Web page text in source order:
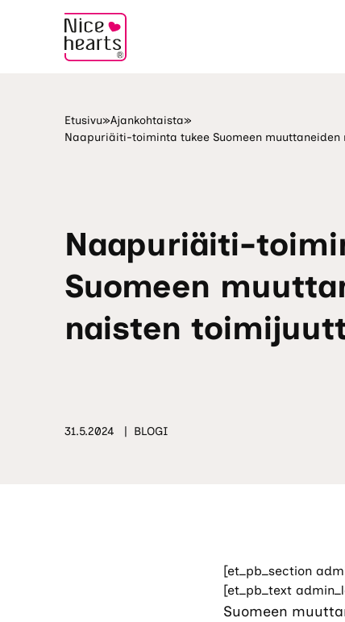
Etusivu»Ajankohtaista»
Naapuriäiti-toiminta tukee Suomeen
Naapuriäiti-
Suomeen
naisten
31.5.2024 BLOGI
[et_pb_section
[et_pb_text
Suomeen